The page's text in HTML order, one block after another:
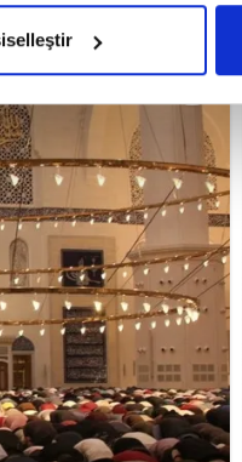
kullanıcılara
kendimize ve üçüncü
olan çerezler bilgi
kılınması ve
olarak açık rızanız
belirleyebilirsiniz.
edebilirsiniz.
Aydınlatma
için lütfentıklayınız.